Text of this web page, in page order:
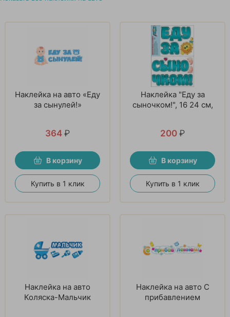
Наклейка на авто «Еду
за сынулей!»
364 ₽
В корзину
Купить в 1 клик
Наклейка "Еду за
сыночком!", 16 24 см,
200 ₽
В корзину
Купить в 1 клик
Наклейка на авто
Коляска-Мальчик
Наклейка на авто С
прибавлением